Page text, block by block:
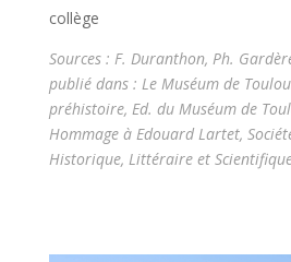
collège
Sources : F. Duranthon, Ph.
publié dans : Le Muséum de
préhistoire, Ed. du Muséum de
Hommage à Edouard Lartet,
Historique, Littéraire et